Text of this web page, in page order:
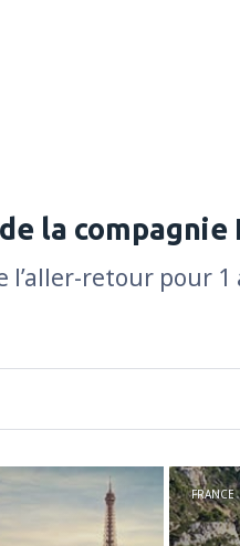
la compagnie
l’aller-retour pour
FRANCE